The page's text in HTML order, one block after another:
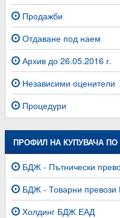
Продажби
Отдаване под наем
Архив до 26.05.2016 г.
Независими оценители
Процедури
ПРОФИЛ НА КУПУВАЧА
БДЖ - Пътнически
БДЖ - Товарни
Холдинг БДЖ ЕАД